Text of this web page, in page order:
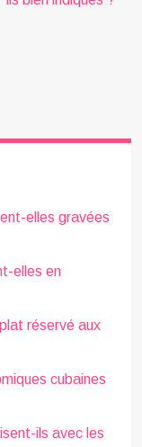
elles gravées
elles en
réservé aux
cubaines
ils avec les